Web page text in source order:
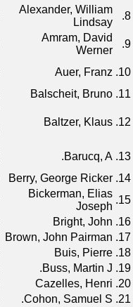
8.
Alexander, William
Lindsay
9.
Amram, David
Werner
10.
Auer, Franz
11.
Balscheit, Bruno
12.
Baltzer, Klaus
13.
Barucq, A.
14.
Berry, George Ricker
15.
Bickerman, Elias
Joseph
16.
Bright, John
17.
Brown, John Pairman
18.
Buis, Pierre
19.
Buss, Martin J.
20.
Cazelles, Henri
21.
Cohon, Samuel S.